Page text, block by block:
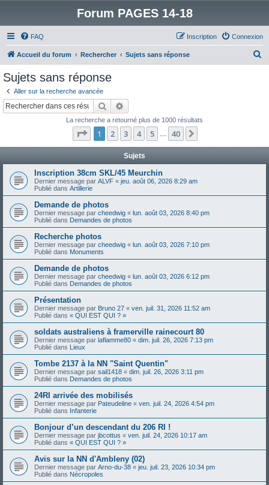
Forum PAGES 14-18
FAQ Connexion
Inscription
Accueil du forum Rechercher Sujets sans réponse
Sujets sans réponse
Aller sur la recherche avancée
Rechercher
La recherche a retourné plus de 1000 résultats
Page 1sur40
1 2 3 4 5 40
Sujets
Inscription 38cm SKL/45 Meurchin
Dernier message par ALVF « jeu. août 06, 2026 8:29 am
Publié dans Artillerie
Demande de photos
Dernier message par cheedwig « lun. août 03, 2026 8:40 pm
Publié dans Demandes de photos
Recherche photos
Dernier message par cheedwig « lun. août 03, 2026 7:10 pm
Publié dans Monuments
Demande de photos
Dernier message par cheedwig « lun. août 03, 2026 6:12 pm
Publié dans Demandes de photos
Présentation
Dernier message par Bruno 27 « ven. juil. 31, 2026 11:52 am
Publié dans « QUI EST QUI ? »
soldats australiens à framerville rainecourt 80
Dernier message par laflamme80 « dim. juil. 26, 2026 7:13 pm
Publié dans Lieux
Tombe 2137 à la NN "Saint Quentin"
Dernier message par sail1418 « dim. juil. 26, 2026 3:11 pm
Publié dans Demandes de photos
24RI arrivée des mobilisés
Dernier message par Pateudeline « ven. juil. 24, 2026 4:54 pm
Publié dans Infanterie
Bonjour d’un descendant du 206 RI !
Dernier message par jbcottus « ven. juil. 24, 2026 10:17 am
Publié dans « QUI EST QUI ? »
Avis sur la NN d'Ambleny (02)
Dernier message par Arno-du-38 « jeu. juil. 23, 2026 10:34 pm
Publié dans Nécropoles